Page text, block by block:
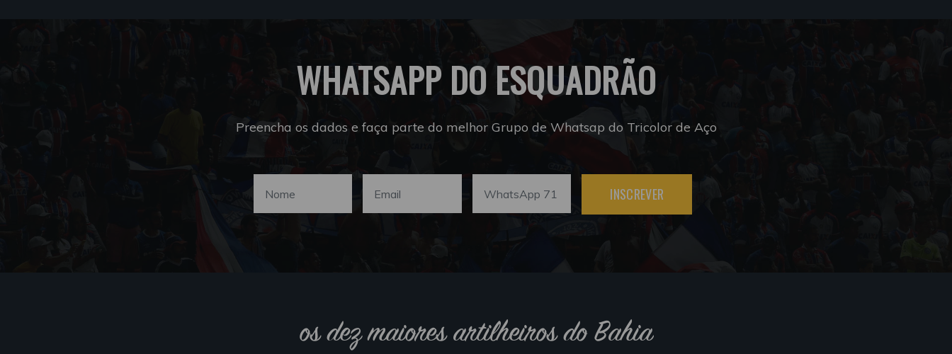
WHATSAPP DO ESQUADRÃO
Preencha os dados e faça parte do melhor Grupo de Whatsap do Tricolor de Aço
INSCREVER
os dez maiores artilheiros do Bahia